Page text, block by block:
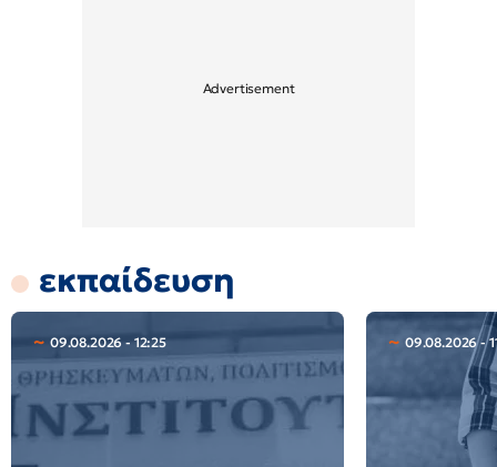
εκπαίδευση
09.08.2026 - 12:25 09.08.2026 -